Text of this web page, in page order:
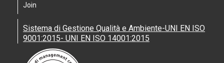
Join
Sistema di Gestione Qualità e Ambiente-UNI EN ISO
9001:2015- UNI EN ISO 14001:2015